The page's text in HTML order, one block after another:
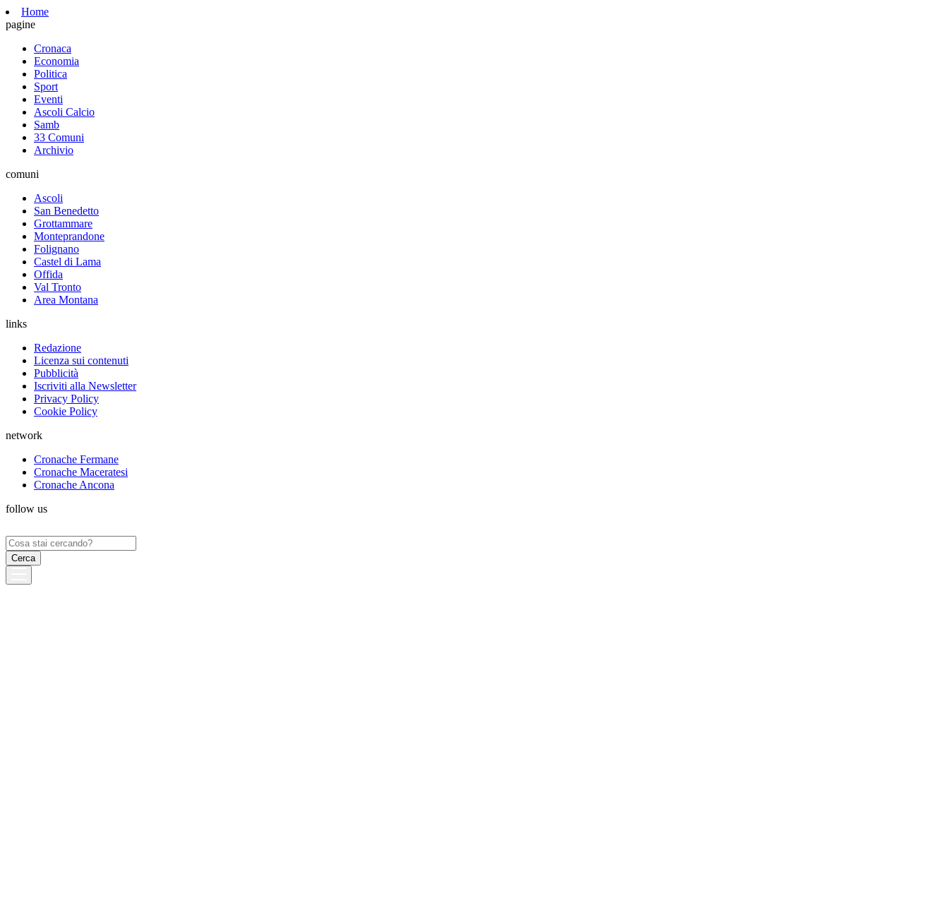
Home
pagine
Cronaca
Economia
Politica
Sport
Eventi
Ascoli Calcio
Samb
33 Comuni
Archivio
comuni
Ascoli
San Benedetto
Grottammare
Monteprandone
Folignano
Castel di Lama
Offida
Val Tronto
Area Montana
links
Redazione
Licenza sui contenuti
Pubblicità
Iscriviti alla Newsletter
Privacy Policy
Cookie Policy
network
Cronache Fermane
Cronache Maceratesi
Cronache Ancona
follow us
Ricerca
per: